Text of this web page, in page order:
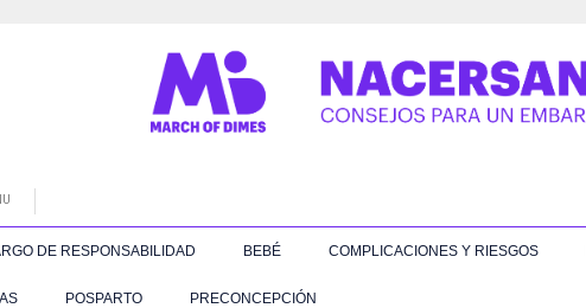
DE RESPONSABILIDAD BEBÉ COMPLICACIONES Y RIESGOS
POSPARTO PRECONCEPCIÓN